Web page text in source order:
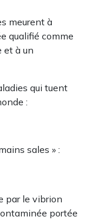
meurent à
qualifié comme
et à un
qui tuent
:
sales » :
par le vibrion
portée